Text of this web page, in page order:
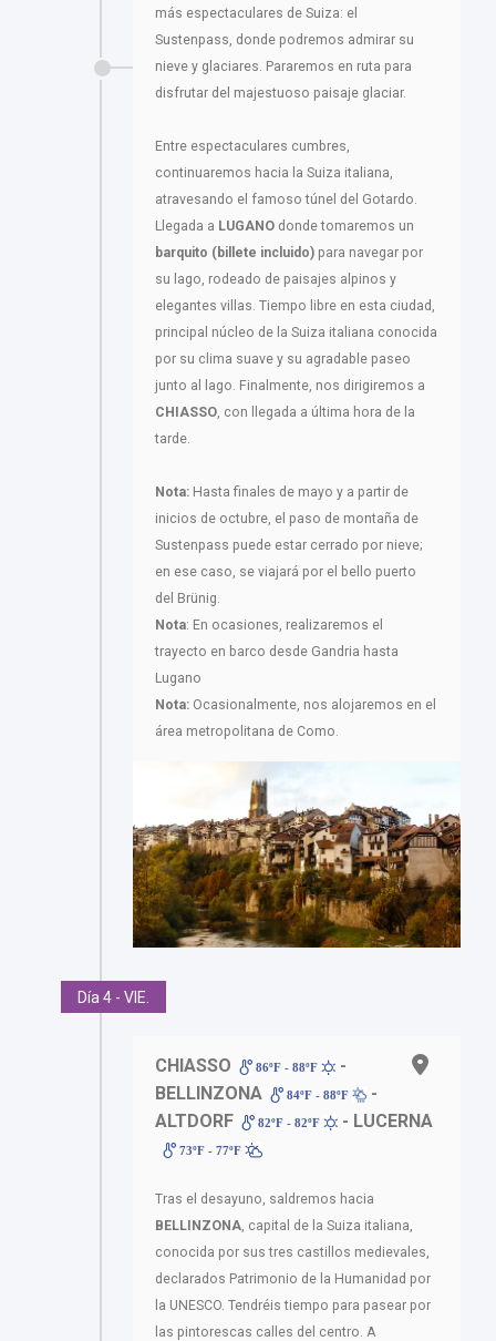
más espectaculares de Suiza: el
Sustenpass, donde podremos admirar su
nieve y glaciares. Pararemos en ruta para
disfrutar del majestuoso paisaje glaciar.
Entre espectaculares cumbres,
continuaremos hacia la Suiza italiana,
atravesando el famoso túnel del Gotardo.
Llegada a LUGANO donde tomaremos un
barquito (billete incluido) para navegar por
su lago, rodeado de paisajes alpinos y
elegantes villas. Tiempo libre en esta ciudad,
principal núcleo de la Suiza italiana conocida
por su clima suave y su agradable paseo
junto al lago. Finalmente, nos dirigiremos a
CHIASSO , con llegada a última hora de la
tarde.
Nota: Hasta finales de mayo y a partir de
inicios de octubre, el paso de montaña de
Sustenpass puede estar cerrado por nieve;
en ese caso, se viajará por el bello puerto
del Brünig.
Nota: En ocasiones, realizaremos el
trayecto en barco desde Gandria hasta
Lugano
Nota: Ocasionalmente, nos alojaremos en el
área metropolitana de Como.
Día 4 - VIE.
CHIASSO 86ºF - 88ºF
-
BELLINZONA
84ºF - 88ºF
-
ALTDORF
82ºF - 82ºF - LUCERNA
73ºF - 77ºF
Tras el desayuno, saldremos hacia
BELLINZONA , capital de la Suiza italiana,
conocida por sus tres castillos medievales,
declarados Patrimonio de la Humanidad por
la UNESCO. Tendréis tiempo para pasear por
las pintorescas calles del centro. A